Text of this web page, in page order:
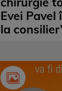
Evei Pavel
la